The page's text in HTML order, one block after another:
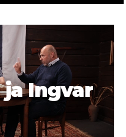
ja Ingvar